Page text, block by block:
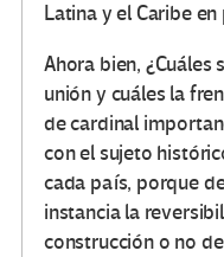
Latina y el Caribe
Ahora bien, ¿Cuáles
unión y cuáles la
de cardinal
con el sujeto
cada país, porque
instancia la
construcción o no